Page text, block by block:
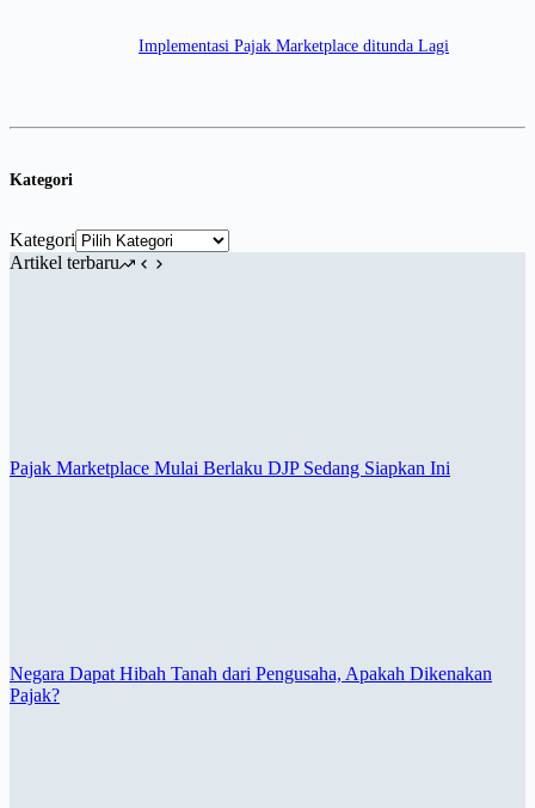
Implementasi Pajak Marketplace ditunda Lagi
Kategori
Kategori
Artikel terbaru
Pajak Marketplace Mulai Berlaku DJP Sedang Siapkan Ini
Negara Dapat Hibah Tanah dari Pengusaha, Apakah Dikenakan
Pajak?